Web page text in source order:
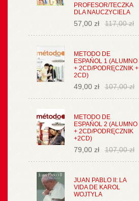
PROFESOR/TECZKA
DLA NAUCZYCIELA
57,00 zł 117,00 zł
METODO DE
ESPAŃOL 1 (ALUMNO
+ 2CD/PODRĘCZNIK +
2CD)
49,00 zł 107,00 zł
METODO DE
ESPAŃOL 2 (ALUMNO
+ 2CD/PODRĘCZNIK
+2CD)
79,00 zł 107,00 zł
JUAN PABLO II: LA
VIDA DE KAROL
WOJTYLA